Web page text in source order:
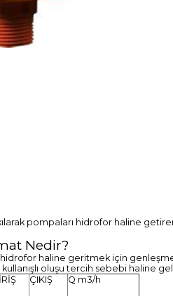
pompaları hidrofor haline
Nedir?
haline geritmek için
oluşu tercih sebebi haline
ÇIKIŞ
Q m3/h